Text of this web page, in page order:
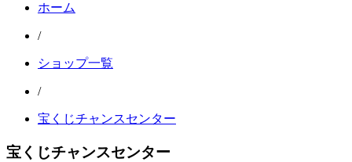
ホーム
/
ショップ一覧
/
宝くじチャンスセンター
宝くじチャンスセンター